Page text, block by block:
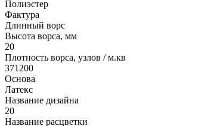
Полиэстер
Фактура
Длинный ворс
Высота ворса, мм
20
Плотность ворса, узлов / м.кв
371200
Основа
Латекс
Название дизайна
20
Название расцветки